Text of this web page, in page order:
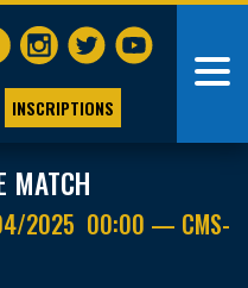
INSCRIPTIONS
MATCH
2025 00:00 — CMS-